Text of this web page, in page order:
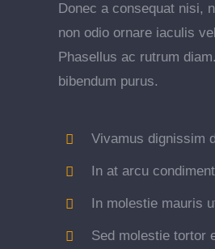
Donec a consequat nisi,
non odio ornare iaculis
Phasellus ac rutrum
bibendum purus.
Vivamus dignissim
In at arcu
In molestie mauris
Sed molestie tortor